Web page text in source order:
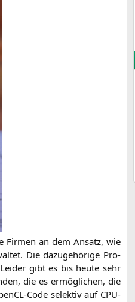
Fir­men an dem Ansatz, wie
Die dazu­ge­hö­ri­ge Pro­
gibt es bis heu­te sehr
die es ermög­li­chen, die
Code selek­tiv auf CPU-